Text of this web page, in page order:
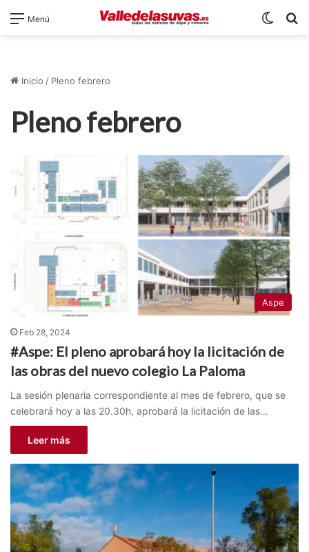
Menú
Inicio / Pleno febrero
Pleno febrero
Aspe
Feb 28, 2024
#Aspe: El pleno aprobará hoy la licitación de
las obras del nuevo colegio La Paloma
La sesión plenaria correspondiente al mes de febrero, que se
celebrará hoy a las 20.30h, aprobará la licitación de las…
Leer más